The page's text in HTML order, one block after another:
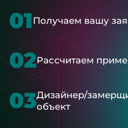
01Получаем вашу
02Рассчитаем
03Дизайнер/
объект